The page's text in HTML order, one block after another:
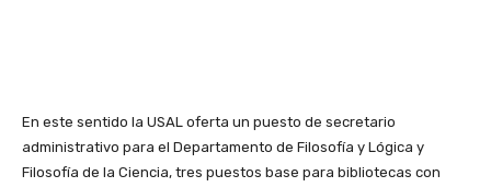
En este sentido la USAL oferta un puesto de secretario
administrativo para el Departamento de Filosofía y Lógica y
Filosofía de la Ciencia, tres puestos base para bibliotecas con